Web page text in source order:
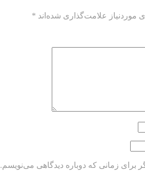
موردنیاز علامت‌گذاری شده‌اند *
برای زمانی که دوباره دیدگاهی می‌نویسم.